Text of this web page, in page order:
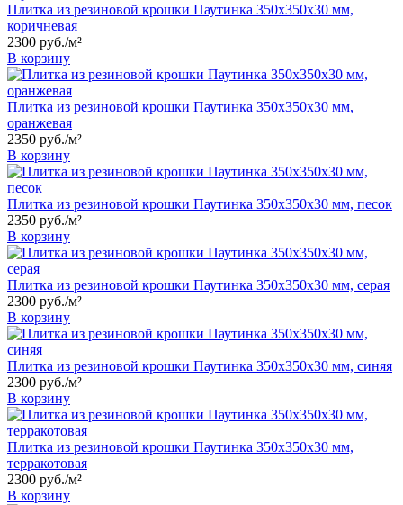
Плитка из резиновой крошки Паутинка 350x350x30 мм,
коричневая
2300 руб./м²
В корзину
Плитка из резиновой крошки Паутинка 350x350x30 мм,
оранжевая
2350 руб./м²
В корзину
Плитка из резиновой крошки Паутинка 350x350x30 мм, песок
2350 руб./м²
В корзину
Плитка из резиновой крошки Паутинка 350x350x30 мм, серая
2300 руб./м²
В корзину
Плитка из резиновой крошки Паутинка 350x350x30 мм, синяя
2300 руб./м²
В корзину
Плитка из резиновой крошки Паутинка 350x350x30 мм,
терракотовая
2300 руб./м²
В корзину